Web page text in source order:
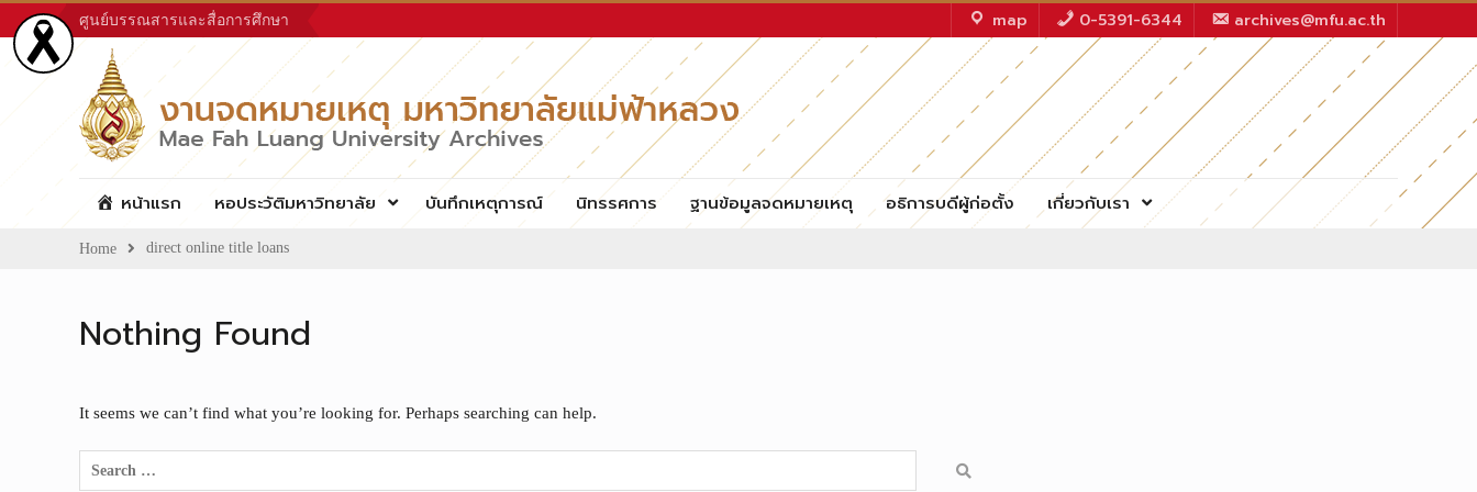
to
content
ศูนย์บรรณสารและสื่อการศึกษา map 0-5391-6344 archives@mfu.ac.th
หน้าแรก หอประวัติมหาวิทยาลัย บันทึกเหตุการณ์ นิทรรศการ ฐานข้อมูลจดหมายเหตุ อธิการบดีผู้ก่อตั้ง เกี่ยวกับเรา
Home direct online title loans
Nothing Found
It seems we can’t find what you’re looking for. Perhaps searching can help.
Search
for: